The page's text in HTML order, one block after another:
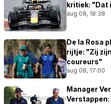
kritiek: "Dat
aug 08, 18:38
De la Rosa
rijtje: "Zij
coureurs"
aug 08, 17:00
Manager